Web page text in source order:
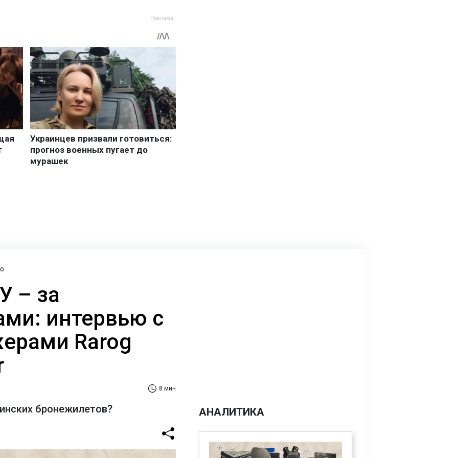
– за
интервью с
Rarog
8 мин
бронежилетов? АНАЛИТИКА